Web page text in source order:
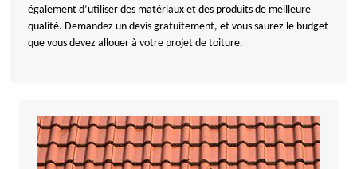
également d’utiliser des matériaux et des produits de meilleure
qualité. Demandez un devis gratuitement, et vous saurez le budget
que vous devez allouer à votre projet de toiture.